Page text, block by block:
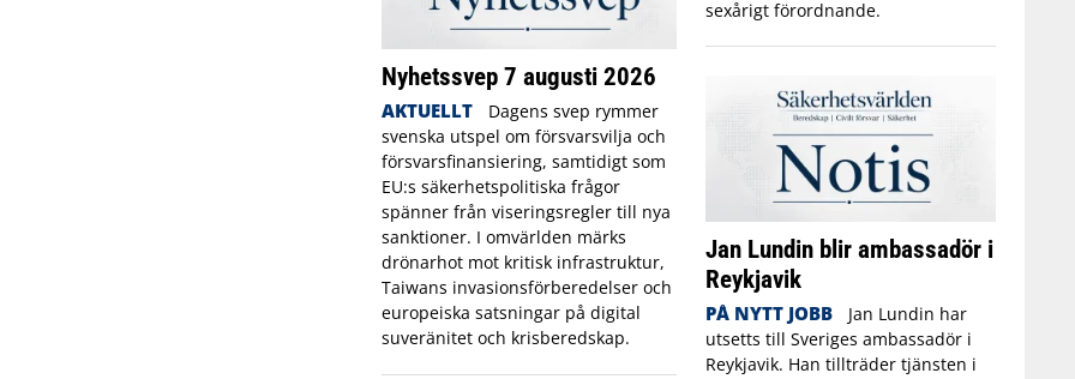
Nyhetssvep 7 augusti 2026
AKTUELLT
Dagens svep rymmer
svenska utspel om försvarsvilja och
försvarsfinansiering, samtidigt som
EU:s säkerhetspolitiska frågor
spänner från viseringsregler till nya
sanktioner. I omvärlden märks
drönarhot mot kritisk infrastruktur,
Taiwans invasionsförberedelser och
europeiska satsningar på digital
suveränitet och krisberedskap.
sexårigt förordnande.
Jan Lundin blir ambassadör i
Reykjavik
PÅ NYTT JOBB
Jan Lundin har
utsetts till Sveriges ambassadör i
Reykjavik. Han tillträder tjänsten i